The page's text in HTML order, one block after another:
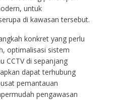
untuk
di kawasan tersebut.
konkret yang perlu
optimalisasi sistem
CCTV di sepanjang
dapat terhubung
pemantauan
pengawasan